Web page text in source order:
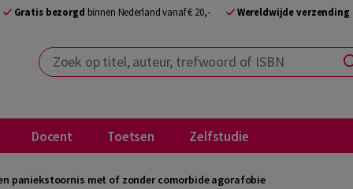
Gratis bezorgd binnen Nederland vanaf € 20,- Wereldwijde verzending
Zoek op titel, auteur, trefwoord of ISBN
Docent Toetsen Zelfstudie
paniekstoornis met of zonder comorbide agorafobie